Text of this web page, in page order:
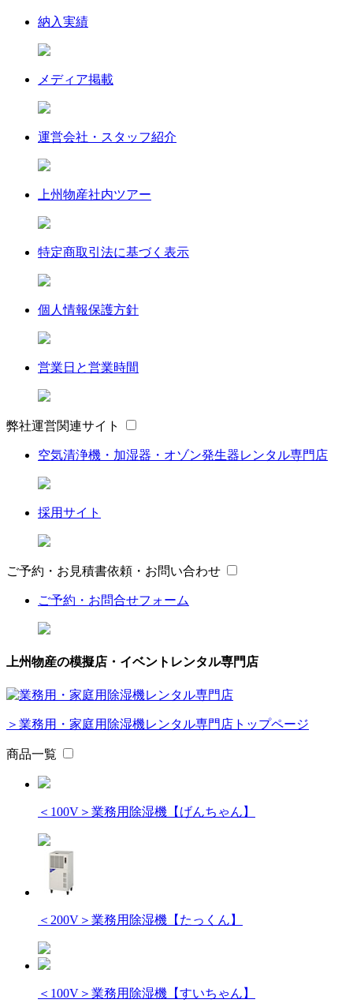
納入実績
メディア掲載
運営会社・スタッフ紹介
上州物産社内ツアー
特定商取引法に基づく表示
個人情報保護方針
営業日と営業時間
弊社運営関連サイト
空気清浄機・加湿器・オゾン発生器レンタル専門店
採用サイト
ご予約・お見積書依頼・お問い合わせ
ご予約・お問合せフォーム
上州物産の模擬店・イベントレンタル専門店
＞業務用・家庭用除湿機レンタル専門店トップページ
商品一覧
＜100V＞業務用除湿機【げんちゃん】
＜200V＞業務用除湿機【たっくん】
＜100V＞業務用除湿機【すいちゃん】